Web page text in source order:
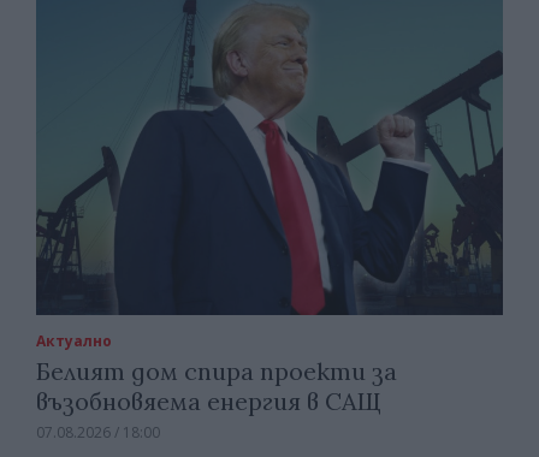
Актуално
Белият дом спира проекти за
възобновяема енергия в САЩ
07.08.2026 / 18:00